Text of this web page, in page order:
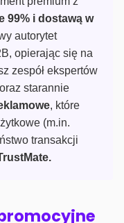
99% i dostawą w
autorytet
opierając się na
zespół ekspertów
starannie
, które
(m.in.
transakcji